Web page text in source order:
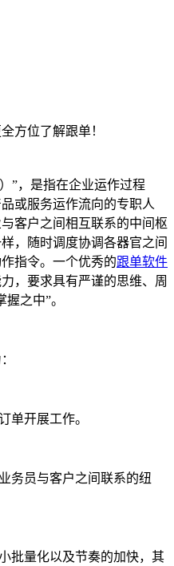
方位了解跟单！
）”，是指在企业运作过程
或服务运作流向的专职人
客户之间相互联系的中间枢
，随时调度协调各器官之间
指令。一个优秀的跟单软件
，要求具有严谨的思维、周
之中”。
单开展工作。
务员与客户之间联系的纽
批量化以及节奏的加快，其